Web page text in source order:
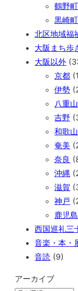
鶴野町
黒崎町
北区地域福
大阪まち歩
大阪以外
京都
伊勢
八重山
吉野
和歌山
奄美
奈良
沖縄
滋賀
神戸
鹿児島
西国巡礼三
音楽・本・
音読 (9)
アーカイブ